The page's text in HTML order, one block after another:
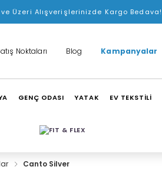
Üzeri Alışverişlerinizde Kargo Bedava!
Noktaları Blog Kampanyalar
GENÇ ODASI YATAK EV TEKSTİLİ
Canto Silver